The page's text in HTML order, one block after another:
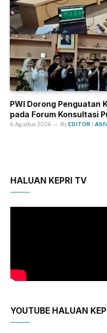
PWI Dorong Penguatan
pada Forum Konsultasi
6 Agustus 2026 ByEDITOR :
HALUAN KEPRI TV
YOUTUBE HALUAN